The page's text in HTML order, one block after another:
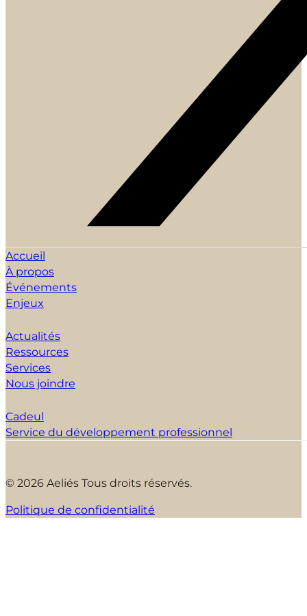
Accueil
À propos
Événements
Enjeux
Actualités
Ressources
Services
Nous joindre
Cadeul
Service du développement professionnel
© 2026 Aeliés Tous droits réservés.
Politique de confidentialité